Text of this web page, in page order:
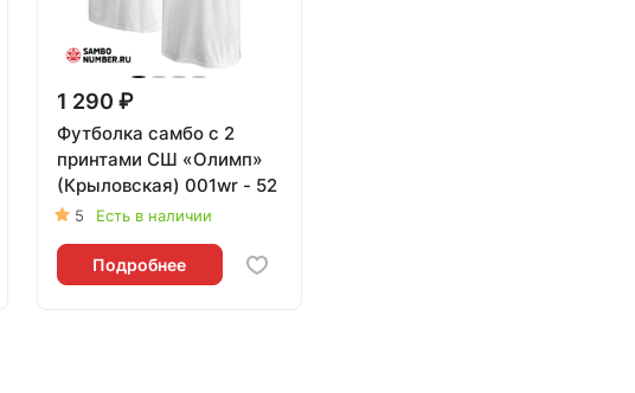
1 290 ₽
Футболка самбо с 2
принтами СШ «Олимп»
(Крыловская) 001wr - 52
5 Есть в наличии
Подробнее